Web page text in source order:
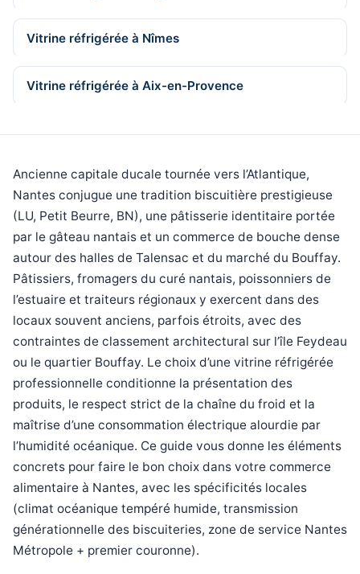
Ancienne capitale ducale tournée vers l’Atlantique,
Nantes conjugue une tradition biscuitière prestigieuse
(LU, Petit Beurre, BN), une pâtisserie identitaire portée
par le gâteau nantais et un commerce de bouche dense
autour des halles de Talensac et du marché du Bouffay.
Pâtissiers, fromagers du curé nantais, poissonniers de
l’estuaire et traiteurs régionaux y exercent dans des
locaux souvent anciens, parfois étroits, avec des
contraintes de classement architectural sur l’île Feydeau
ou le quartier Bouffay. Le choix d’une vitrine réfrigérée
professionnelle conditionne la présentation des
produits, le respect strict de la chaîne du froid et la
maîtrise d’une consommation électrique alourdie par
l’humidité océanique. Ce guide vous donne les éléments
concrets pour faire le bon choix dans votre commerce
alimentaire à Nantes, avec les spécificités locales
(climat océanique tempéré humide, transmission
générationnelle des biscuiteries, zone de service Nantes
Métropole + premier couronne).
Vitrine réfrigérée à Nîmes
Vitrine réfrigérée à Aix-en-Provence